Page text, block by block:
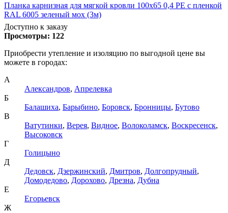
Планка карнизная для мягкой кровли 100х65 0,4 PE с пленкой
RAL 6005 зеленый мох (3м)
Доступно к заказу
Просмотры: 122
Приобрести утепление и изоляцию по выгодной цене вы
можете в городах:
А
Александров, Апрелевка
Б
Балашиха, Барыбино, Боровск, Бронницы, Бутово
В
Ватутинки, Верея, Видное, Волоколамск, Воскресенск,
Высоковск
Г
Голицыно
Д
Дедовск, Дзержинский, Дмитров, Долгопрудный,
Домодедово, Дорохово, Дрезна, Дубна
Е
Егорьевск
Ж